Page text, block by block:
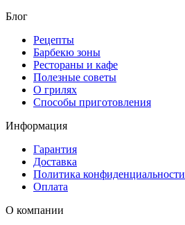
Блог
Рецепты
Барбекю зоны
Рестораны и кафе
Полезные советы
О грилях
Способы приготовления
Информация
Гарантия
Доставка
Политика конфиденциальности
Оплата
О компании